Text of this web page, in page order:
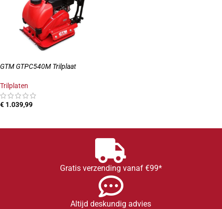
GTM GTPC540M Trilplaat
Trilplaten
€ 1.039,99
Gratis verzending vanaf €99*
Altijd deskundig advies